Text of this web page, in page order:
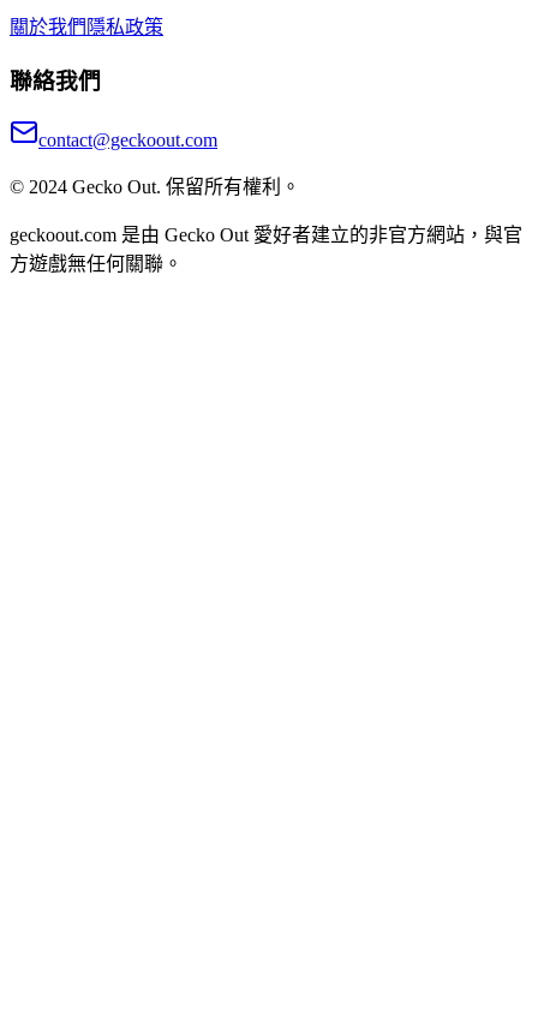
關於我們 隱私政策
聯絡我們
contact@geckoout.com
© 2024 Gecko Out. 保留所有權利。
geckoout.com 是由 Gecko Out 愛好者建立的非官方網站，與官
方遊戲無任何關聯。